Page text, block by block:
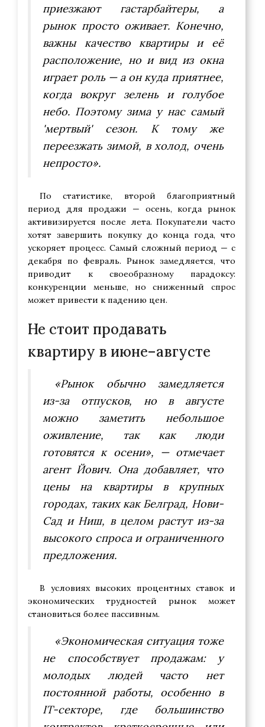
приезжают гастарбайтеры, а
рынок просто оживает. Конечно,
важны качество квартиры и её
расположение, но и вид из окна
играет роль — а он куда приятнее,
когда вокруг зелень и голубое
небо. Поэтому зима у нас самый
'мертвый' сезон. К тому же
переезжать зимой, в холод, очень
непросто».
По статистике, второй благоприятный
период для продажи — осень, когда рынок
активизируется после лета. Покупатели часто
хотят завершить покупку до конца года, что
ускоряет процесс. Самый сложный период — с
декабря по февраль. Рынок замедляется, что
приводит к своеобразному парадоксу:
конкуренции меньше, но сниженный спрос
может привести к падению цен.
Не стоит продавать
квартиру в июне–августе
«Рынок обычно замедляется
из-за отпусков, но в августе
можно заметить небольшое
оживление, так как люди
готовятся к осени», — отмечает
агент Йович. Она добавляет, что
цены на квартиры в крупных
городах, таких как Белград, Нови-
Сад и Ниш, в целом растут из-за
высокого спроса и ограниченного
предложения.
В условиях высоких процентных ставок и
экономических трудностей рынок может
становиться более пассивным.
«Экономическая ситуация тоже
не способствует продажам: у
молодых людей часто нет
постоянной работы, особенно в
IT-секторе, где большинство